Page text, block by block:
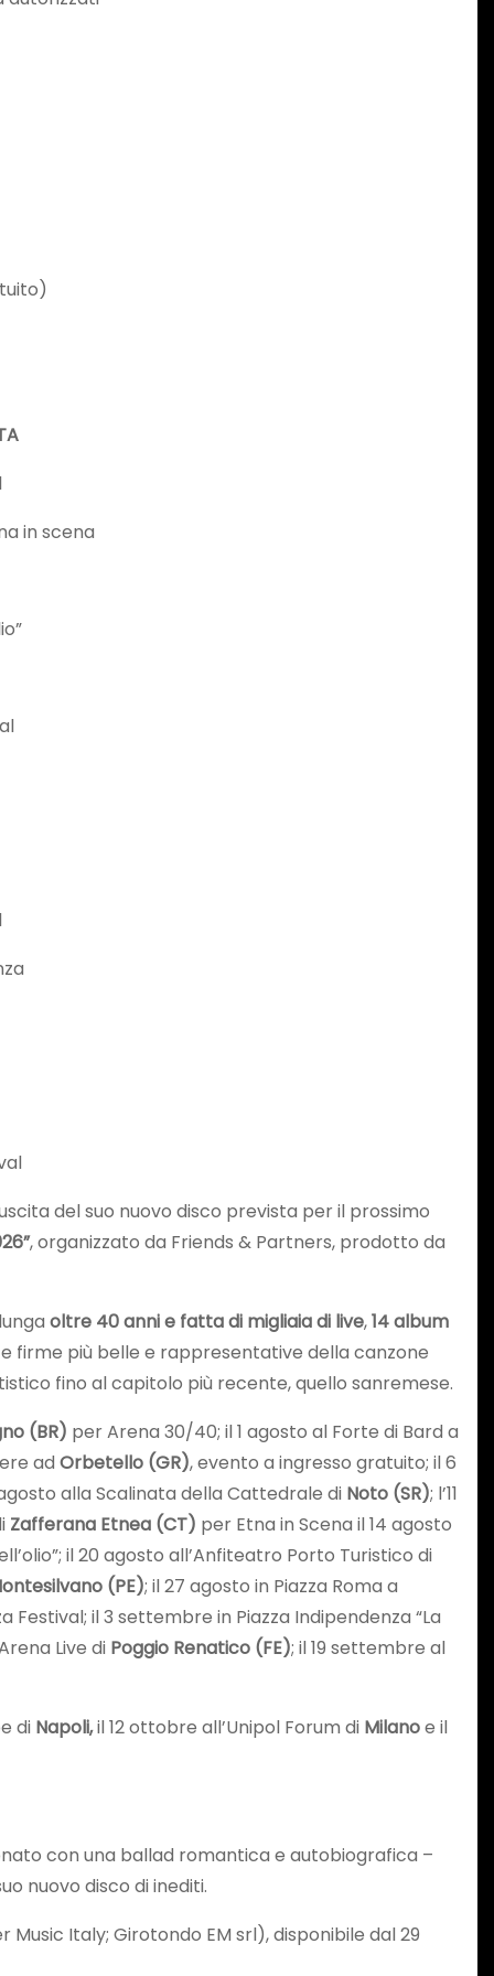
in scena
del suo nuovo disco prevista per il prossimo
, organizzato da Friends & Partners, prodotto da
oltre 40 anni e fatta di migliaia di live,14 album
firme più belle e rappresentative della canzone
fino al capitolo più recente, quello sanremese.
(BR) per Arena 30/40; il 1 agosto al Forte di Bard a
ad Orbetello (GR), evento a ingresso gratuito; il 6
agosto alla Scalinata della Cattedrale di Noto (SR); l’11
Zafferana Etnea (CT) per Etna in Scena il 14 agosto
il 20 agosto all’Anfiteatro Porto Turistico di
(PE); il 27 agosto in Piazza Roma a
Festival; il 3 settembre in Piazza Indipendenza “La
Live di Poggio Renatico (FE); il 19 settembre al
di Napoli,il 12 ottobre all’Unipol Forum di Milanoe il
con una ballad romantica e autobiografica –
nuovo disco di inediti.
Italy; Girotondo EM srl), disponibile dal 29